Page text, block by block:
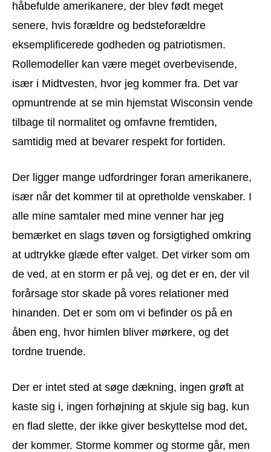
håbefulde amerikanere, der blev født meget
senere, hvis forældre og bedsteforældre
eksemplificerede godheden og patriotismen.
Rollemodeller kan være meget overbevisende,
især i Midtvesten, hvor jeg kommer fra. Det var
opmuntrende at se min hjemstat Wisconsin vende
tilbage til normalitet og omfavne fremtiden,
samtidig med at bevarer respekt for fortiden.
Der ligger mange udfordringer foran amerikanere,
især når det kommer til at opretholde venskaber. I
alle mine samtaler med mine venner har jeg
bemærket en slags tøven og forsigtighed omkring
at udtrykke glæde efter valget. Det virker som om
de ved, at en storm er på vej, og det er en, der vil
forårsage stor skade på vores relationer med
hinanden. Det er som om vi befinder os på en
åben eng, hvor himlen bliver mørkere, og det
tordne truende.
Der er intet sted at søge dækning, ingen grøft at
kaste sig i, ingen forhøjning at skjule sig bag, kun
en flad slette, der ikke giver beskyttelse mod det,
der kommer. Storme kommer og storme går, men